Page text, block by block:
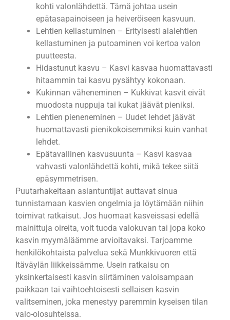
kohti valonlähdettä. Tämä johtaa usein
epätasapainoiseen ja heiveröiseen kasvuun.
Lehtien kellastuminen – Erityisesti alalehtien
kellastuminen ja putoaminen voi kertoa valon
puutteesta.
Hidastunut kasvu – Kasvi kasvaa huomattavasti
hitaammin tai kasvu pysähtyy kokonaan.
Kukinnan väheneminen – Kukkivat kasvit eivät
muodosta nuppuja tai kukat jäävät pieniksi.
Lehtien pieneneminen – Uudet lehdet jäävät
huomattavasti pienikokoisemmiksi kuin vanhat
lehdet.
Epätavallinen kasvusuunta – Kasvi kasvaa
vahvasti valonlähdettä kohti, mikä tekee siitä
epäsymmetrisen.
Puutarhakeitaan asiantuntijat auttavat sinua
tunnistamaan kasvien ongelmia ja löytämään niihin
toimivat ratkaisut. Jos huomaat kasveissasi edellä
mainittuja oireita, voit tuoda valokuvan tai jopa koko
kasvin myymäläämme arvioitavaksi. Tarjoamme
henkilökohtaista palvelua sekä Munkkivuoren että
Itäväylän liikkeissämme. Usein ratkaisu on
yksinkertaisesti kasvin siirtäminen valoisampaan
paikkaan tai vaihtoehtoisesti sellaisen kasvin
valitseminen, joka menestyy paremmin kyseisen tilan
valo-olosuhteissa.